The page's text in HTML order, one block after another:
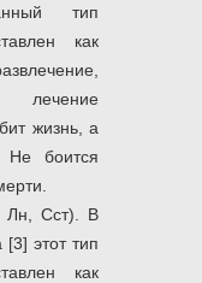
тип
как
жизнь, а
Не боится
Сст). В
этот тип
как